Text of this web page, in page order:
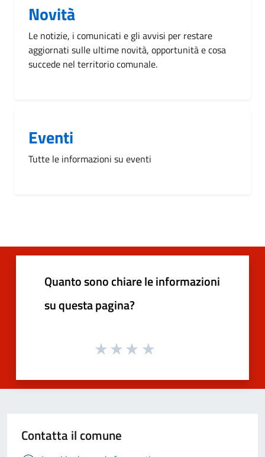
Novità
Le notizie, i comunicati e gli avvisi per restare
aggiornati sulle ultime novità, opportunità e cosa
succede nel territorio comunale.
Eventi
Tutte le informazioni su eventi
Quanto sono chiare le informazioni
su questa pagina?
Contatta il comune